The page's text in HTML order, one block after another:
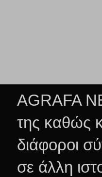
AGRAFA
της καθώς
διάφοροι
σε άλλη